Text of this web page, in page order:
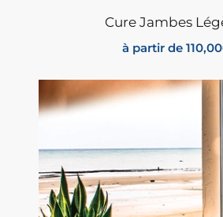
Cure Jambes
à partir de 110,00